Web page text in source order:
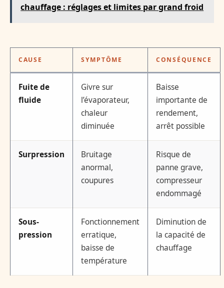
chauffage : réglages et limites par grand froid
CAUSE SYMPTÔME CONSÉQUENCE
Fuite de
fluide
Givre sur
l’évaporateur,
chaleur
diminuée
Baisse
importante de
rendement,
arrêt possible
Surpression
Bruitage
anormal,
coupures
Risque de
panne grave,
compresseur
endommagé
Sous-
pression
Fonctionnement
erratique,
baisse de
température
Diminution de
la capacité de
chauffage